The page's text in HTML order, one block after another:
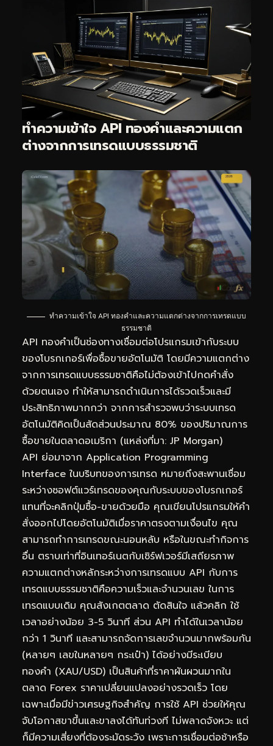
ทำความเข้าใจ API ทองคำและความแตก
ต่างจากการเทรดแบบธรรมชาติ
ทำความเข้าใจ API ทองคำและความแตกต่างจากการเทรดแบบ
ธรรมชาติ
API ทองคำเป็นช่องทางเชื่อมต่อโปรแกรมเข้ากับระบบ
ของโบรกเกอร์เพื่อซื้อขายอัตโนมัติ โดยมีความแตกต่าง
จากการเทรดแบบธรรมชาติคือไม่ต้องเข้าไปกดคำสั่ง
ด้วยตนเอง ทำให้สามารถดำเนินการได้รวดเร็วและมี
ประสิทธิภาพมากกว่า จากการสำรวจพบว่าระบบเทรด
อัตโนมัติคิดเป็นสัดส่วนประมาณ 80% ของปริมาณการ
ซื้อขายในตลาดอเมริกา (แหล่งที่มา: JP Morgan)
API ย่อมาจาก Application Programming
Interface ในบริบทของการเทรด หมายถึงสะพานเชื่อม
ระหว่างซอฟต์แวร์เทรดของคุณกับระบบของโบรกเกอร์
แทนที่จะคลิกปุ่มซื้อ-ขายด้วยมือ คุณเขียนโปรแกรมให้คำ
สั่งออกไปโดยอัตโนมัติเมื่อราคาตรงตามเงื่อนไข คุณ
สามารถทำการเทรดขณะนอนหลับ หรือในขณะทำกิจการ
อื่น ตราบเท่าที่อินเทอร์เนตกับเซิร์ฟเวอร์มีเสถียรภาพ
ความแตกต่างหลักระหว่างการเทรดแบบ API กับการ
เทรดแบบธรรมชาติคือความเร็วและจำนวนเลข ในการ
เทรดแบบเดิม คุณสังเกตตลาด ตัดสินใจ แล้วคลิก ใช้
เวลาอย่างน้อย 3-5 วินาที ส่วน API ทำได้ในเวลาน้อย
กว่า 1 วินาที และสามารถจัดการเลขจำนวนมากพร้อมกัน
(หลายๆ เลขในหลายๆ กระเป๋า) ได้อย่างมีระเบียบ
ทองคำ (XAU/USD) เป็นสินค้าที่ราคาผันผวนมากใน
ตลาด Forex ราคาเปลี่ยนแปลงอย่างรวดเร็ว โดย
เฉพาะเมื่อมีข่าวเศรษฐกิจสำคัญ การใช้ API ช่วยให้คุณ
จับโอกาสขาขึ้นและขาลงได้ทันท่วงที ไม่พลาดจังหวะ แต่
ก็มีความเสี่ยงที่ต้องระมัดระวัง เพราะการเชื่อมต่อช้าหรือ